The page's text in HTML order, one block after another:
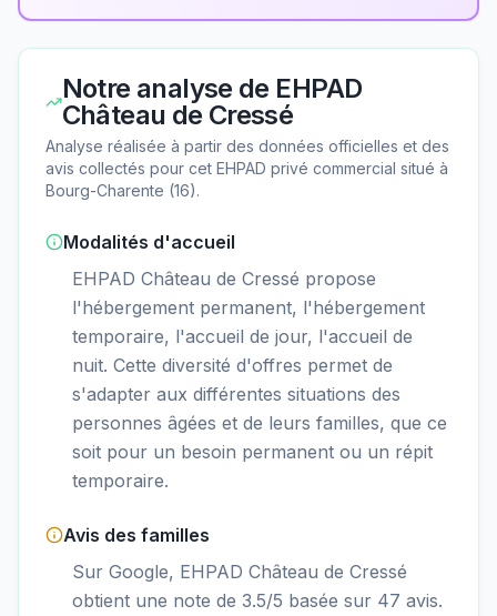
Notre analyse de EHPAD
Château de Cressé
Analyse réalisée à partir des données officielles et des
avis collectés pour cet EHPAD privé commercial situé à
Bourg-Charente (16).
Modalités d'accueil
EHPAD Château de Cressé propose
l'hébergement permanent, l'hébergement
temporaire, l'accueil de jour, l'accueil de
nuit. Cette diversité d'offres permet de
s'adapter aux différentes situations des
personnes âgées et de leurs familles, que ce
soit pour un besoin permanent ou un répit
temporaire.
Avis des familles
Sur Google, EHPAD Château de Cressé
obtient une note de 3.5/5 basée sur 47 avis.